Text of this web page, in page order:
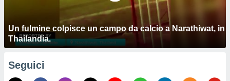
Un fulmine colpisce un campo da calcio a Narathiwat, in
Thailandia.
Seguici